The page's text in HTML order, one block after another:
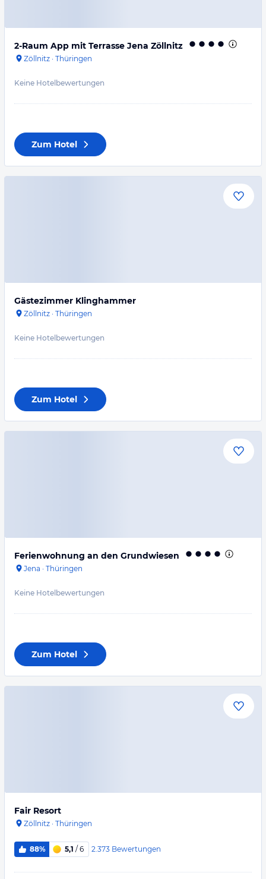
2-Raum App mit Terrasse Jena Zöllnitz
Zöllnitz · Thüringen
Keine Hotelbewertungen
Zum Hotel
Gästezimmer Klinghammer
Zöllnitz · Thüringen
Keine Hotelbewertungen
Zum Hotel
Ferienwohnung an den Grundwiesen
Jena · Thüringen
Keine Hotelbewertungen
Zum Hotel
Fair Resort
Zöllnitz · Thüringen
88% 5,1 / 6 2.373 Bewertungen